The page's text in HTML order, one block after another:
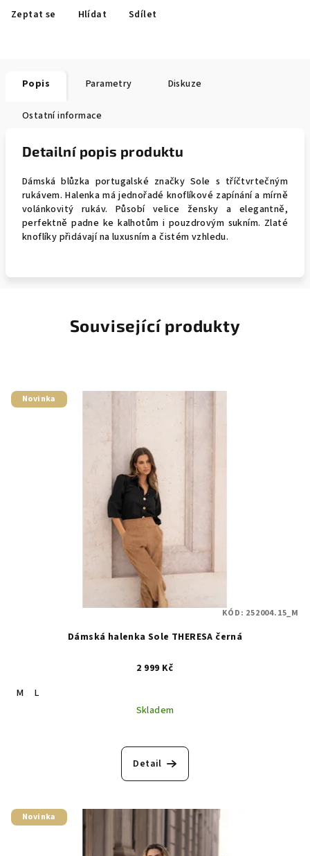
Zeptat se Hlídat Sdílet
Popis Parametry Diskuze
Ostatní informace
Detailní popis produktu
Dámská blůzka portugalské značky Sole s tříčtvrtečným
rukávem. Halenka má jednořadé knoflíkové zapínání a mírně
volánkovitý rukáv. Působí velice žensky a elegantně,
perfektně padne ke kalhotům i pouzdrovým sukním. Zlaté
knoflíky přidávají na luxusním a čistém vzhledu.
Související produkty
Novinka
Dámská halenka Sole THERESA černá
2 999 Kč
M
L
Skladem
Detail
KÓD: 252004.15_M
Novinka